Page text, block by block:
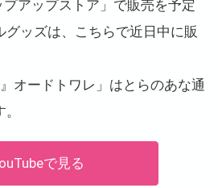
アップストア」で販売を予定
グッズは、こちらで近日中に販
オードトワレ」はとらのあな通
で見る